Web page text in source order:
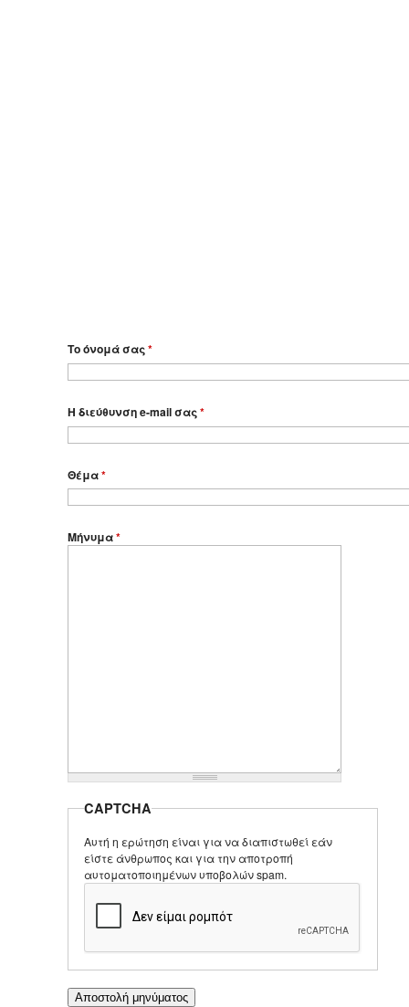
Το όνομά σας*
Η διεύθυνση e-mail σας*
Θέμα*
Μήνυμα*
CAPTCHA
Αυτή η ερώτηση είναι για να διαπιστωθεί εάν
είστε άνθρωπος και για την αποτροπή
αυτοματοποιημένων υποβολών spam.